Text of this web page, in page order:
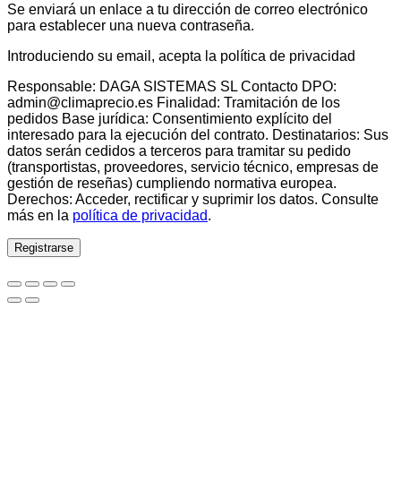
Se enviará un enlace a tu dirección de correo electrónico
para establecer una nueva contraseña.
Introduciendo su email, acepta la política de privacidad
Responsable: DAGA SISTEMAS SL Contacto DPO:
admin@climaprecio.es Finalidad: Tramitación de los
pedidos Base jurídica: Consentimiento explícito del
interesado para la ejecución del contrato. Destinatarios: Sus
datos serán cedidos a terceros para tramitar su pedido
(transportistas, proveedores, servicio técnico, empresas de
gestión de reseñas) cumpliendo normativa europea.
Derechos: Acceder, rectificar y suprimir los datos. Consulte
más en la política de privacidad.
Registrarse